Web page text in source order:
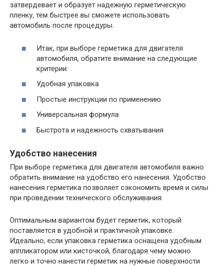
затвердевает и образует надежную герметическую
пленку, тем быстрее вы сможете использовать
автомобиль после процедуры.
Итак, при выборе герметика для двигателя
автомобиля, обратите внимание на следующие
критерии:
Удобная упаковка
Простые инструкции по применению
Универсальная формула
Быстрота и надежность схватывания
Удобство нанесения
При выборе герметика для двигателя автомобиля важно
обратить внимание на удобство его нанесения. Удобство
нанесения герметика позволяет сэкономить время и силы
при проведении технического обслуживания.
Оптимальным вариантом будет герметик, который
поставляется в удобной и практичной упаковке.
Идеально, если упаковка герметика оснащена удобным
аппликатором или кисточкой, благодаря чему можно
легко и точно нанести герметик на нужные поверхности